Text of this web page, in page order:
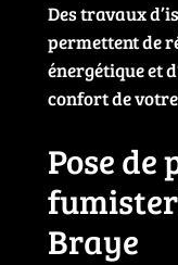
Des travaux
permettent de
énergétique et
confort de
Pose de
Braye